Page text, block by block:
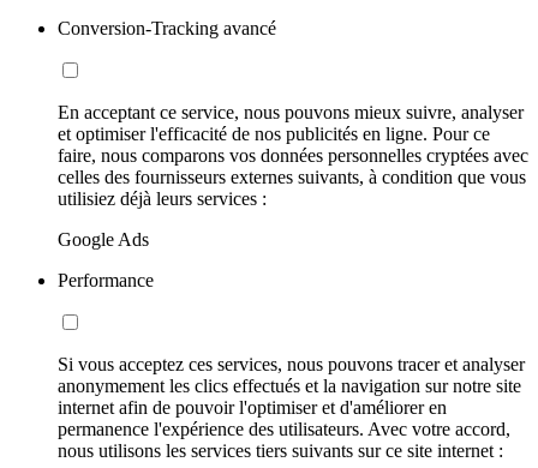
Conversion-Tracking avancé
En acceptant ce service, nous pouvons mieux suivre, analyser
et optimiser l'efficacité de nos publicités en ligne. Pour ce
faire, nous comparons vos données personnelles cryptées avec
celles des fournisseurs externes suivants, à condition que vous
utilisiez déjà leurs services :
Google Ads
Performance
Si vous acceptez ces services, nous pouvons tracer et analyser
anonymement les clics effectués et la navigation sur notre site
internet afin de pouvoir l'optimiser et d'améliorer en
permanence l'expérience des utilisateurs. Avec votre accord,
nous utilisons les services tiers suivants sur ce site internet :